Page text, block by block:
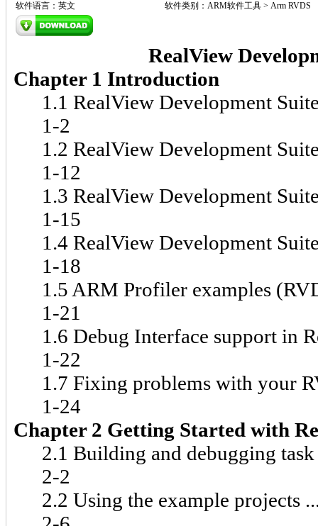
软件语言：英文
软件类别：ARM软件工具 > Arm RVDS
RealView
Chapter 1 Introduction
1.1 RealView Development
1-2
1.2 RealView Development
1-12
1.3 RealView Development
1-15
1.4 RealView Development
1-18
1.5 ARM Profiler examples
1-21
1.6 Debug Interface support in
1-22
1.7 Fixing problems with your
1-24
Chapter 2 Getting Started with
2.1 Building and debugging task
2-2
2.2 Using the example projects